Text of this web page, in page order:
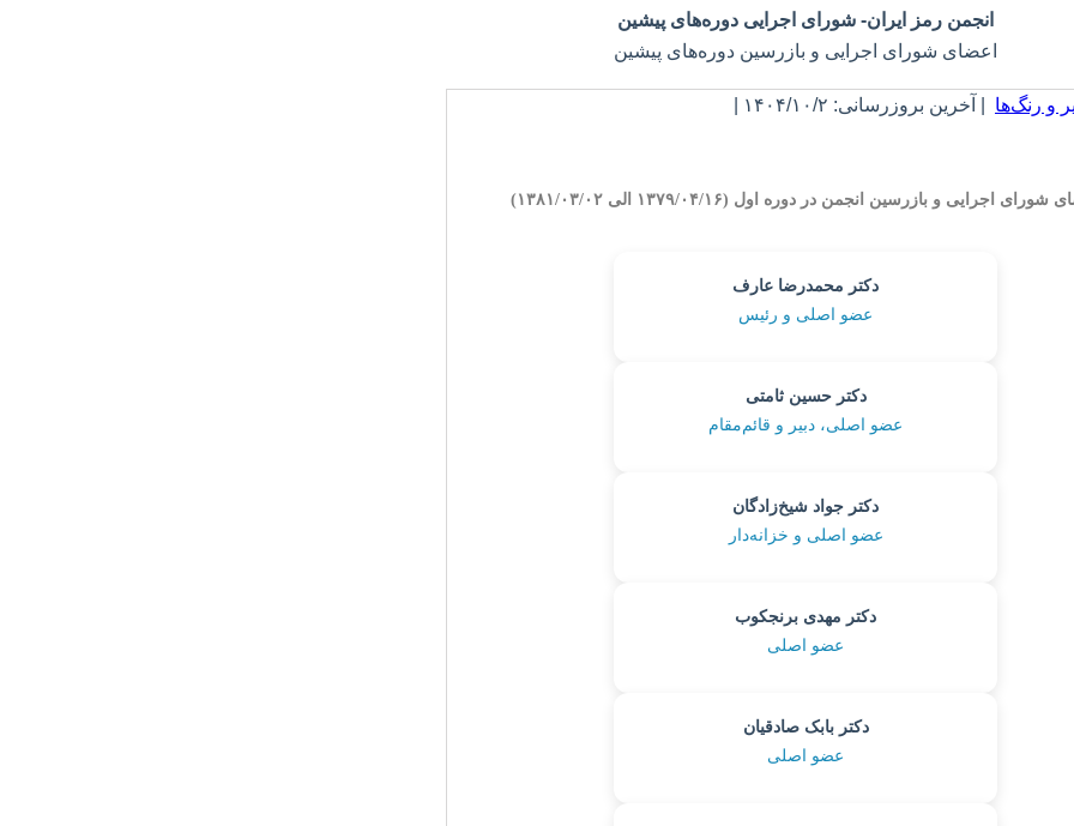
انجمن رمز ایران- شورای اجرایی دوره‌های پیشین
اعضای شورای اجرایی و بازرسین دوره‌های پیشین
و رنگ‌ها | آخرین بروزرسانی: ۱۴۰۴/۱۰/۲ |
شورای اجرایی و بازرسین انجمن در دوره اول (۱۳۷۹/۰۴/۱۶ الی ۱۳۸۱/۰۳/۰۲)
دکتر محمدرضا عارف
عضو اصلی و رئیس
دکتر حسین ثامتی
عضو اصلی، دبیر و قائم‌مقام
دکتر جواد شیخ‌زادگان
عضو اصلی و خزانه‌دار
دکتر مهدی برنجکوب
عضو اصلی
دکتر بابک صادقیان
عضو اصلی